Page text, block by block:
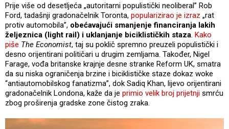
Prije više od desetljeća „autoritarni populistički neoliberal” Rob
Ford, tadašnji gradonačelnik Toronta, popularizirao je izraz „rat
protiv automobila”, obećavajući smanjenje financiranja lakih
željeznica (light rail) i uklanjanje biciklističkih staza. Kako
piše The Economist, taj su poklič spremno preuzeli populistički i
desno orijentirani političari u drugim zemljama. Također, Nigel
Farage, vođa britanske krajnje desne stranke Reform UK, smatra
da su niska ograničenja brzine i biciklističke staze dokaz woke
“antiautomobilskog fanatizma”, dok Sadiq Khan, lijevo orijentirani
gradonačelnik Londona, kaže da je primio velik broj prijetnji smrću
zbog proširenja gradske zone čistog zraka.